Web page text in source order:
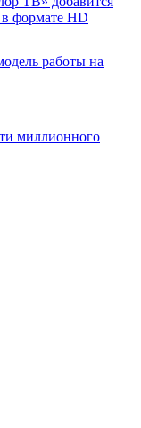
формате HD
работы на
миллионного